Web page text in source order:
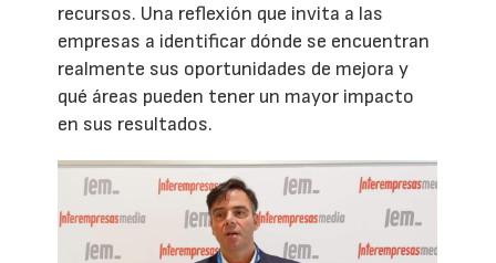
recursos. Una reflexión que invita a las
empresas a identificar dónde se encuentran
realmente sus oportunidades de mejora y
qué áreas pueden tener un mayor impacto
en sus resultados.